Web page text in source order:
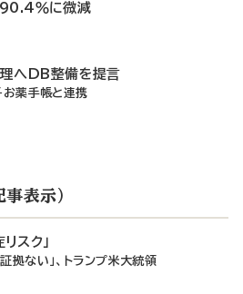
90.4％に微減
へDB整備を提言
お薬手帳と連携
表示）
スク」
拠ない」、トランプ米大統領